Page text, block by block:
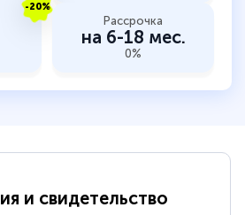
-20%
Рассрочка
на 6-18 мес.
0%
и свидетельство